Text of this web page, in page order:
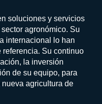
soluciones y servicios
agronómico. Su
internacional lo han
Su continuo
la inversión
de su equipo, para
agricultura de